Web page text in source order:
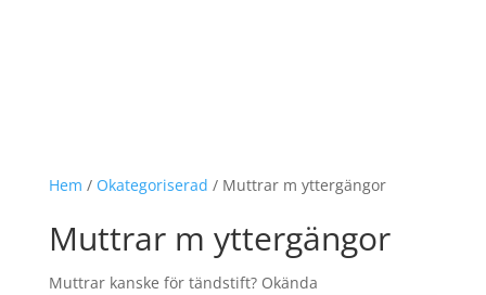
Hem / Okategoriserad / Muttrar m yttergängor
Muttrar m yttergängor
Muttrar kanske för tändstift? Okända